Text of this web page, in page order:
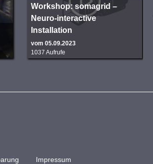
Workshop: somagrid –
Neuro-interactive
Installation
vom 05.09.2023
1037 Aufrufe
Impressum